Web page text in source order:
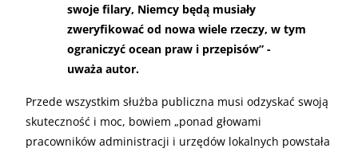
swoje filary, Niemcy będą musiały
zweryfikować od nowa wiele rzeczy, w tym
ograniczyć ocean praw i przepisów” -
uważa autor.
Przede wszystkim służba publiczna musi odzyskać swoją
skuteczność i moc, bowiem „ponad głowami
pracowników administracji i urzędów lokalnych powstała